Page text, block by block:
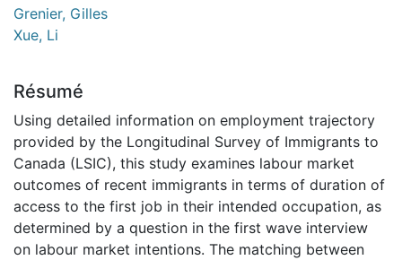
Grenier, Gilles
Xue, Li
Résumé
Using detailed information on employment trajectory
provided by the Longitudinal Survey of Immigrants to
Canada (LSIC), this study examines labour market
outcomes of recent immigrants in terms of duration of
access to the first job in their intended occupation, as
determined by a question in the first wave interview
on labour market intentions. The matching between